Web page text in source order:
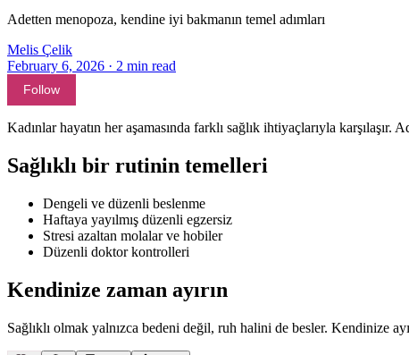
Adetten menopoza, kendine iyi bakmanın temel adımları
Melis Çelik
February 6, 2026 · 2 min read
Follow
Kadınlar hayatın her aşamasında farklı sağlık ihtiyaçlarıyla
Sağlıklı bir rutinin temelleri
Dengeli ve düzenli beslenme
Haftaya yayılmış düzenli egzersiz
Stresi azaltan molalar ve hobiler
Düzenli doktor kontrolleri
Kendinize zaman ayırın
Sağlıklı olmak yalnızca bedeni değil, ruh halini de besler. Kendinize